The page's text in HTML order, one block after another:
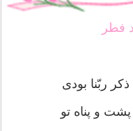
فطر
ربّنا بودی
و پناه تو